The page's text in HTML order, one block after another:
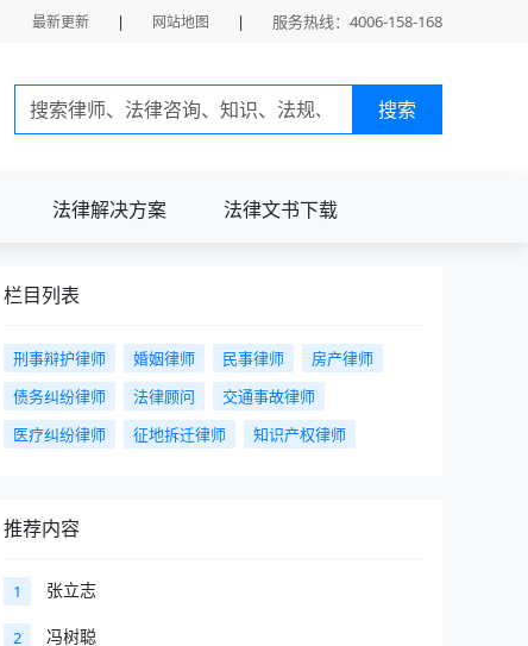
最新更新 | 网站地图 | 服务热线：4006-158-168
搜索
法律解决方案 法律文书下载
栏目列表
刑事辩护律师 婚姻律师 民事律师
房产律师
债务纠纷律师
法律顾问
交通事故律师
医疗纠纷律师
征地拆迁律师 知识产权律师
推荐内容
1 张立志
2 冯树聪